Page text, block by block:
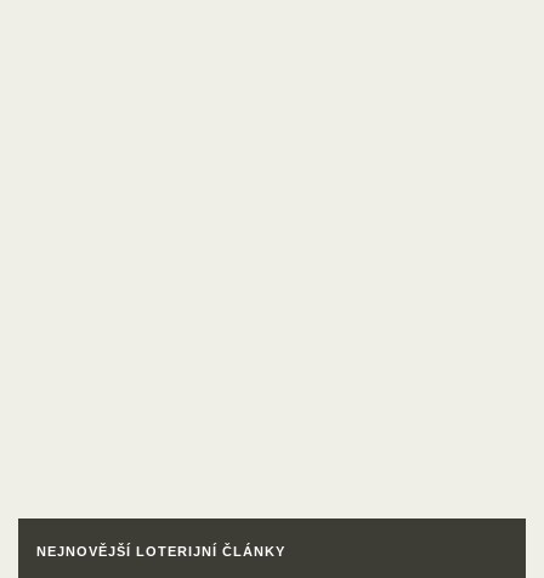
NEJNOVĚJŠÍ LOTERIJNÍ ČLÁNKY